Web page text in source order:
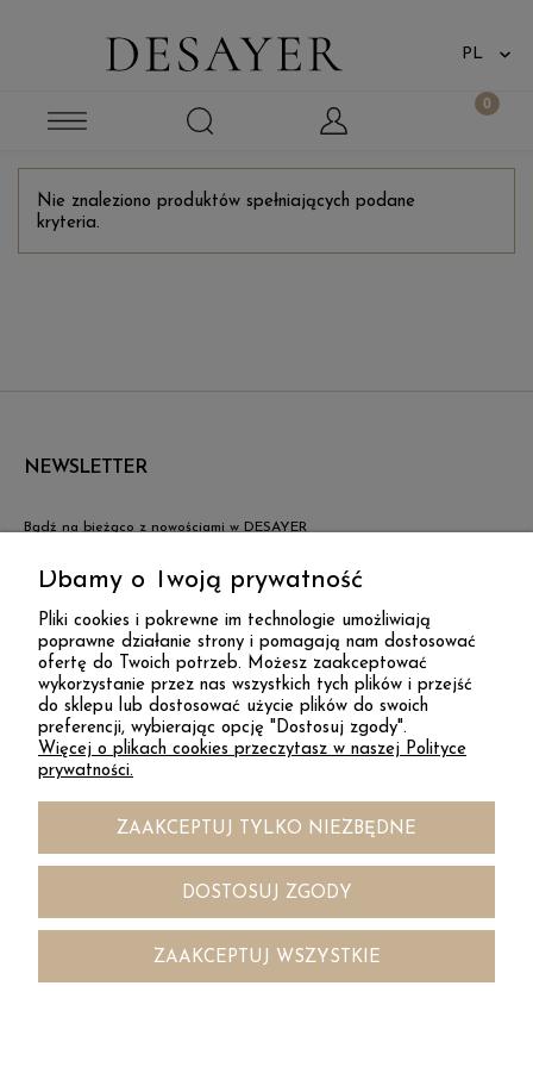
Nie znaleziono produktów spełniających podane
kryteria.
NEWSLETTER
Bądź na bieżąco z nowościami w DESAYER
DESAYER
KONTAKT
INFORMACJE
DOSTAWA
  
Dbamy o Twoją prywatność
Pliki cookies i pokrewne im technologie umożliwiają
poprawne działanie strony i pomagają nam dostosować
ofertę do Twoich potrzeb. Możesz zaakceptować
wykorzystanie przez nas wszystkich tych plików i przejść
do sklepu lub dostosować użycie plików do swoich
preferencji, wybierając opcję "Dostosuj zgody".
Więcej o plikach cookies przeczytasz w naszej Polityce
prywatności.
ZAAKCEPTUJ TYLKO NIEZBĘDNE
DOSTOSUJ ZGODY
ZAAKCEPTUJ WSZYSTKIE